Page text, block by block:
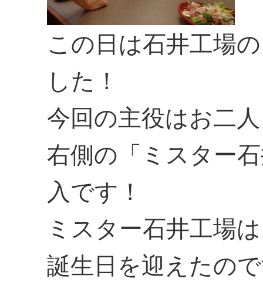
この日は石井工場
した！
今回の主役はお二
右側の「ミスター
入です！
ミスター石井工場
誕生日を迎えたの